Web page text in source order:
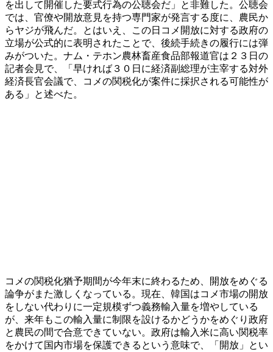
を出して開催した要式行為の公聴会だ」と非難した。公聴会
では、官僚や開放意見を持つ専門家が発言する度に、農民か
らヤジが飛んだ。とはいえ、この日コメ開放に対する政府の
立場が公式的に表明されたことで、後続手続きの履行には弾
みがついた。ナム・テホン農林畜産食品部報道官は２３日の
記者会見で、「早ければ３０日に経済副総理が主宰する対外
経済長官会議で、コメの関税化が案件に採択される可能性が
ある」と述べた。
コメの関税化猶予期間が今年末に終わるため、開放をめぐる
論争がまた激しくなっている。現在、韓国はコメ市場の開放
をしない代わりに一定規模ずつ義務輸入量を増やしている
が、来年もこの輸入量に制限を設けるかどうかをめぐり政府
と農民の間で合意できていない。政府は輸入米に高い関税率
をかけて国内市場を保護できるという意味で、「開放」とい